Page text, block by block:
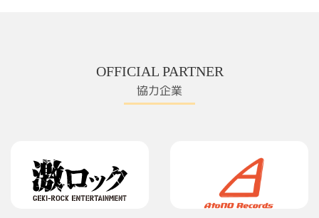
OFFICIAL PARTNER
協力企業